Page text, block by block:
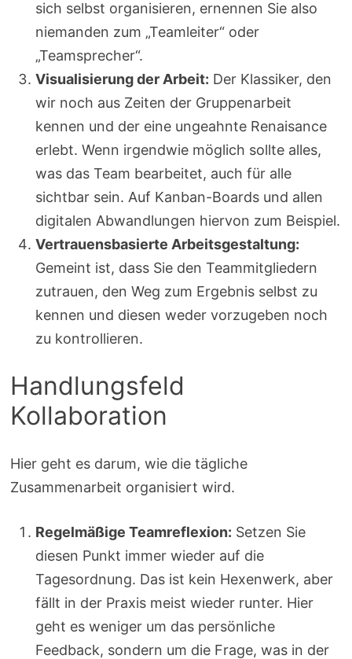
sich selbst organisieren, ernennen Sie also
niemanden zum „Teamleiter“ oder
„Teamsprecher“.
Visualisierung der Arbeit: Der Klassiker, den
wir noch aus Zeiten der Gruppenarbeit
kennen und der eine ungeahnte Renaisance
erlebt. Wenn irgendwie möglich sollte alles,
was das Team bearbeitet, auch für alle
sichtbar sein. Auf Kanban-Boards und allen
digitalen Abwandlungen hiervon zum Beispiel.
Vertrauensbasierte Arbeitsgestaltung:
Gemeint ist, dass Sie den Teammitgliedern
zutrauen, den Weg zum Ergebnis selbst zu
kennen und diesen weder vorzugeben noch
zu kontrollieren.
Handlungsfeld
Kollaboration
Hier geht es darum, wie die tägliche
Zusammenarbeit organisiert wird.
Regelmäßige Teamreflexion: Setzen Sie
diesen Punkt immer wieder auf die
Tagesordnung. Das ist kein Hexenwerk, aber
fällt in der Praxis meist wieder runter. Hier
geht es weniger um das persönliche
Feedback, sondern um die Frage, was in der